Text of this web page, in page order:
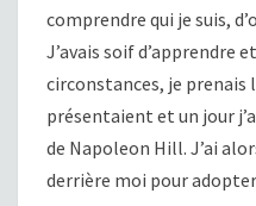
comprendre qui je suis,
J’avais soif d’apprendre
circonstances, je prenais
présentaient et un jour
de Napoleon Hill. J’ai
derrière moi pour